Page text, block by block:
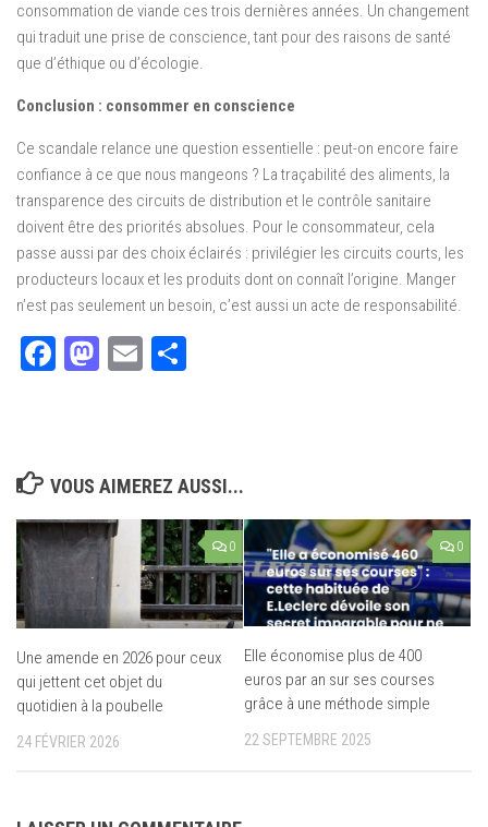
consommation de viande ces trois dernières années. Un changement
qui traduit une prise de conscience, tant pour des raisons de santé
que d’éthique ou d’écologie.
Conclusion : consommer en conscience
Ce scandale relance une question essentielle : peut-on encore faire
confiance à ce que nous mangeons ? La traçabilité des aliments, la
transparence des circuits de distribution et le contrôle sanitaire
doivent être des priorités absolues. Pour le consommateur, cela
passe aussi par des choix éclairés : privilégier les circuits courts, les
producteurs locaux et les produits dont on connaît l’origine. Manger
n’est pas seulement un besoin, c’est aussi un acte de responsabilité.
Facebook
Mastodon
Email
VOUS AIMEREZ AUSSI...
0
Une amende en 2026 pour ceux
qui jettent cet objet du
quotidien à la poubelle
24 FÉVRIER 2026
0
Elle économise plus de 400
euros par an sur ses courses
grâce à une méthode simple
22 SEPTEMBRE 2025